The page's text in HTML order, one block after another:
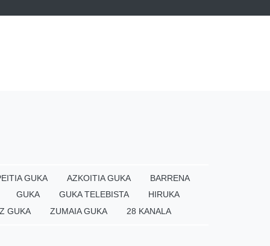
GUKA AZKOITIA GUKA
BARRENA
GUKA GUKA TELEBISTA
HIRUKA
GUKA ZUMAIA GUKA 28 KANALA